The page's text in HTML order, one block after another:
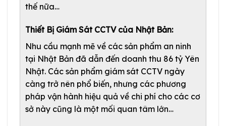
thế nữa…
Thiết Bị Giám Sát CCTV của Nhật Bản:
Nhu cầu mạnh mẽ về các sản phẩm an ninh
tại Nhật Bản đã dẫn đến doanh thu 86 tỷ Yên
Nhật. Các sản phẩm giám sát CCTV ngày
càng trở nên phổ biến, nhưng các phương
pháp vận hành hiệu quả về chi phí cho các cơ
sở này cũng là một mối quan tâm lớn…